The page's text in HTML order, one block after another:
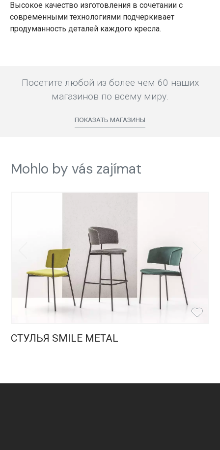
Высокое качество изготовления в сочетании с
современными технологиями подчеркивает
продуманность деталей каждого кресла.
Посетите любой из более чем 60 наших
магазинов по всему миру.
ПОКАЗАТЬ МАГАЗИНЫ
Mohlo by vás zajímat
СТУЛЬЯ SMILE METAL